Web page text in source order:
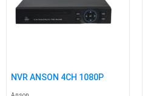
NVR ANSON 4CH 1080P